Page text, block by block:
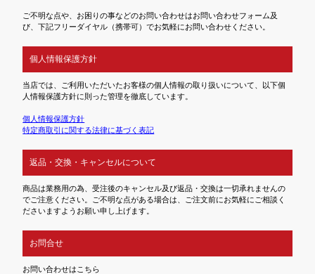
ご不明な点や、お困りの事などのお問い合わせはお問い合わせフォーム及
び、下記フリーダイヤル（携帯可）でお気軽にお問い合わせください。
個人情報保護方針
当店では、ご利用いただいたお客様の個人情報の取り扱いについて、以下個
人情報保護方針に則った管理を徹底しています。
個人情報保護方針
特定商取引に関する法律に基づく表記
返品・交換・キャンセルについて
商品は業務用の為、受注後のキャンセル及び返品・交換は一切承れませんの
でご注意ください。ご不明な点がある場合は、ご注文前にお気軽にご相談く
ださいますようお願い申し上げます。
お問合せ
お問い合わせはこちら